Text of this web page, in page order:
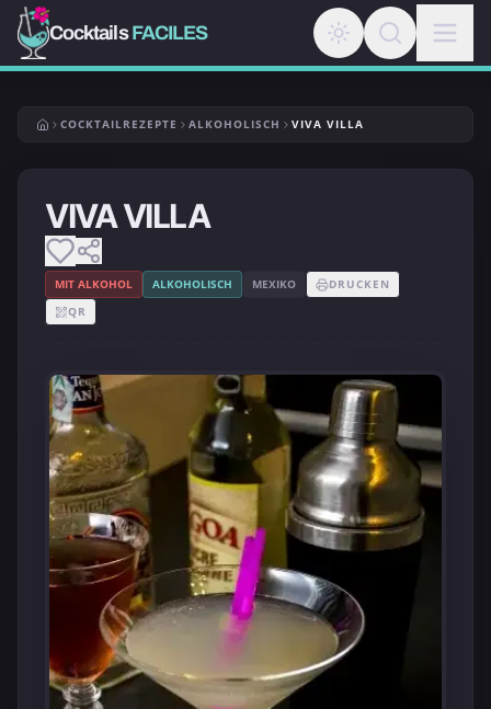
CocktailsFACILES
COCKTAILREZEPTE ALKOHOLISCH VIVA VILLA
VIVA VILLA
MIT ALKOHOL ALKOHOLISCH MEXIKO
DRUCKEN
QR